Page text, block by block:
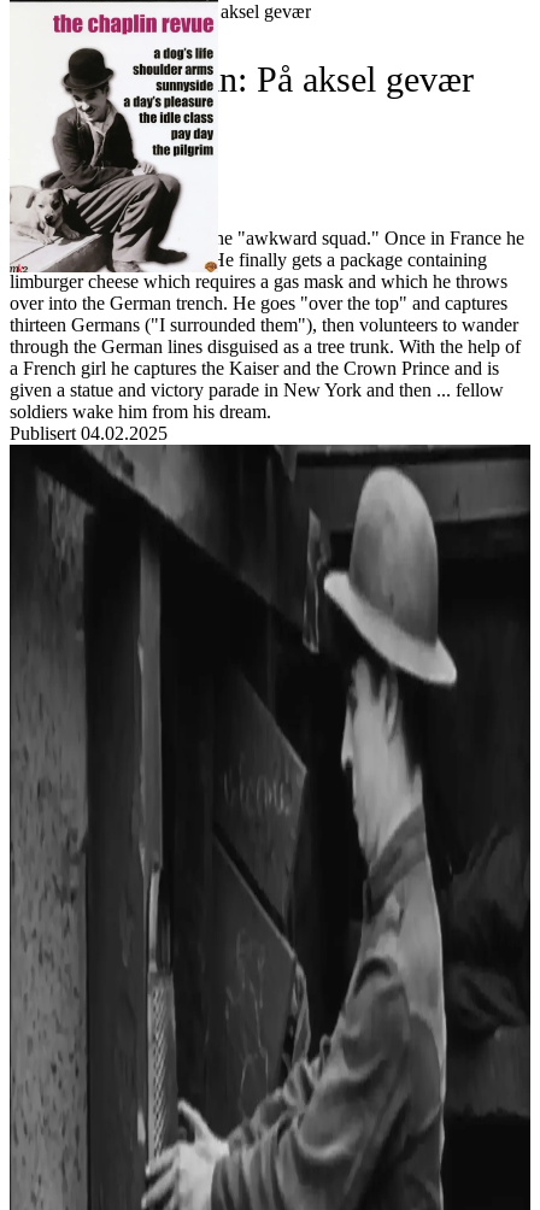
Forside Charlie Chaplin: På aksel gevær
Charlie Chaplin: På aksel gevær
Forfatter:
Leverandør:
Norgesfilm AS
Lisens:
Charlie is in boot camp in the "awkward squad." Once in France he
gets no letters from home. He finally gets a package containing
limburger cheese which requires a gas mask and which he throws
over into the German trench. He goes "over the top" and captures
thirteen Germans ("I surrounded them"), then volunteers to wander
through the German lines disguised as a tree trunk. With the help of
a French girl he captures the Kaiser and the Crown Prince and is
given a statue and victory parade in New York and then ... fellow
soldiers wake him from his dream.
Publisert 04.02.2025